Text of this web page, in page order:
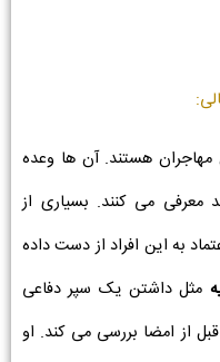
مهاجران هستند. آن ها وعده
معرفی می کنند. بسیاری از
به این افراد از دست داده
مثل داشتن یک سپر دفاعی
از امضا بررسی می کند. او